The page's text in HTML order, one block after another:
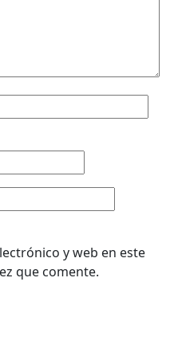
y web en este
que comente.